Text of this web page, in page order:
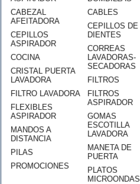
CABEZAL
AFEITADORA
CEPILLOS
ASPIRADOR
COCINA
CRISTAL PUERTA
LAVADORA
FILTRO LAVADORA
FLEXIBLES
ASPIRADOR
MANDOS A
DISTANCIA
PILAS
PROMOCIONES
CABLES
CEPILLOS DE
DIENTES
CORREAS
LAVADORAS-
SECADORAS
FILTROS
FILTROS
ASPIRADOR
GOMAS
ESCOTILLA
LAVADORA
MANETA DE
PUERTA
PLATOS
MICROONDAS